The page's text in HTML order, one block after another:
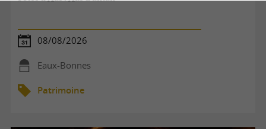
08/08/2026
Eaux-Bonnes
Patrimoine